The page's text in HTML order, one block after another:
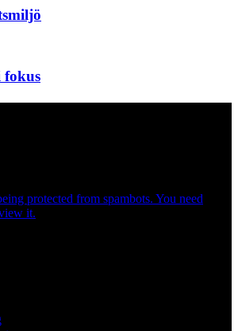
fokus
protected from spambots. You need
it.